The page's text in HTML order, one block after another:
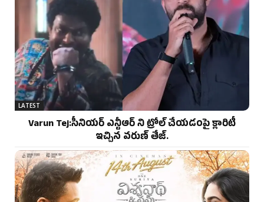
LATEST
Varun Tej:సీనియర్ ఎన్టీఆర్ ని ట్రోల్ చేయడంపై క్లారిటీ
ఇచ్చిన వరుణ్ తేజ్.